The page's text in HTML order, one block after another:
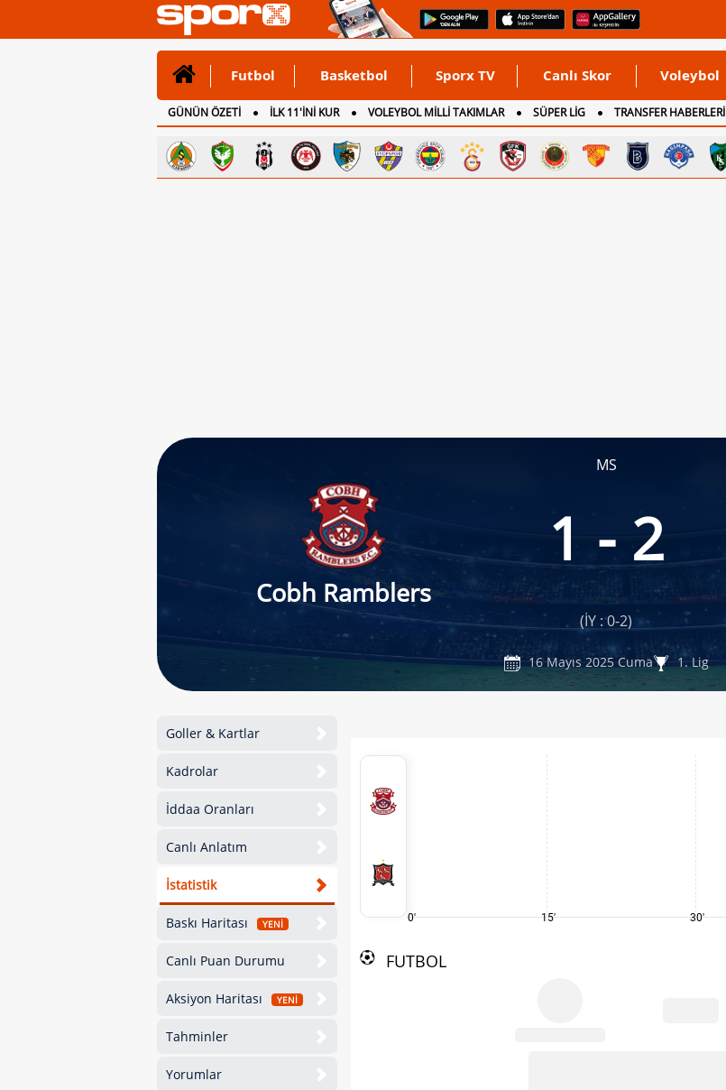
Futbol Basketbol Sporx TV Canlı Skor Voleybol
GÜNÜN ÖZETİ İLK 11'İNİ KUR VOLEYBOL MİLLİ TAKIMLAR SÜPER LİG TRANSFER HABERLERİ
CANLI ANLATIM
İNGİLTERE
MS
Cobh Ramblers
1 - 2
(İY : 0-2)
16 Mayıs 2025 Cuma 1. Lig
Goller & Kartlar
Kadrolar
İddaa Oranları
Canlı Anlatım
İstatistik
Baskı Haritası YENİ
Canlı Puan Durumu
Aksiyon Haritası YENİ
Tahminler
Yorumlar
0' 15' 30'
FUTBOL